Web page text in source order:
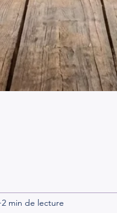
2 min de lecture